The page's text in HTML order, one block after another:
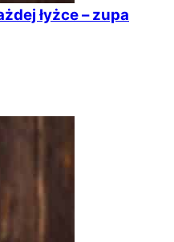
łyżce – zupa